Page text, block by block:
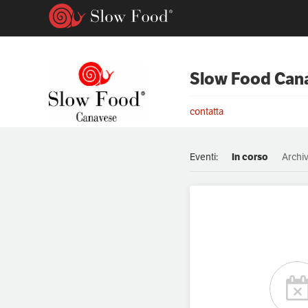
Slow Food
contatta
Eventi: In corso